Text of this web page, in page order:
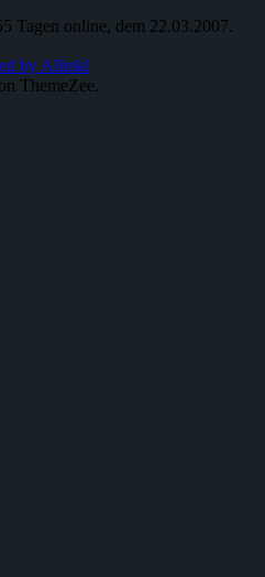
Tagen online, dem 22.03.2007.
ThemeZee.